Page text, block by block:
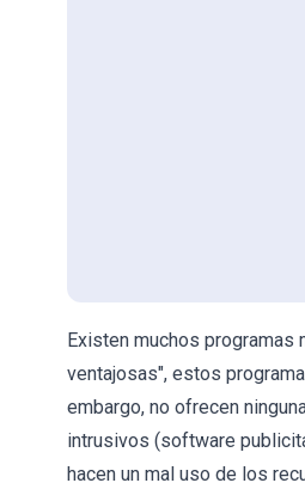
Existen muchos
ventajosas", estos
embargo, no ofrecen
intrusivos (software
hacen un mal uso de los